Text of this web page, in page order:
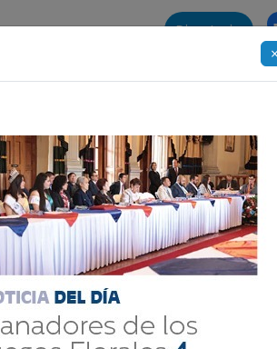
Directorio
LA VOZ 25
Desaparecida Alerta Isabel-